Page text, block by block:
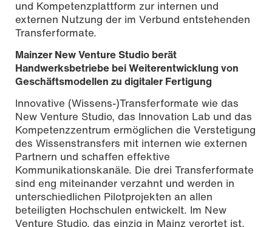
und Kompetenzplattform zur internen und
externen Nutzung der im Verbund entstehenden
Transferformate.
Mainzer New Venture Studio berät
Handwerksbetriebe bei Weiterentwicklung von
Geschäftsmodellen zu digitaler Fertigung
Innovative (Wissens-)Transferformate wie das
New Venture Studio, das Innovation Lab und das
Kompetenzzentrum ermöglichen die Verstetigung
des Wissenstransfers mit internen wie externen
Partnern und schaffen effektive
Kommunikationskanäle. Die drei Transferformate
sind eng miteinander verzahnt und werden in
unterschiedlichen Pilotprojekten an allen
beteiligten Hochschulen entwickelt. Im New
Venture Studio, das einzig in Mainz verortet ist,